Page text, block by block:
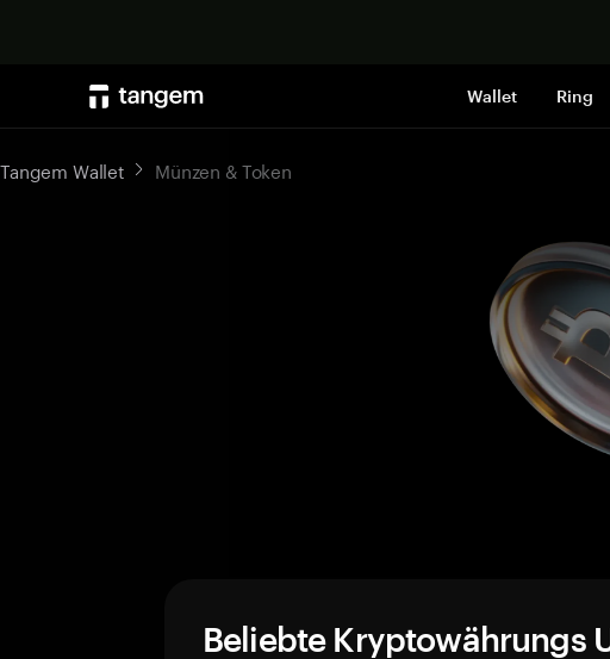
Wallet Ring
Tangem Wallet Münzen & Token
Beliebte Kryptowährungs